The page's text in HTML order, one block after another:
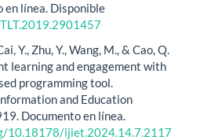
en línea. Disponible
Y., Zhu, Y., Wang, M., & Cao, Q.
learning and engagement with
programming tool.
and Education
Documento en línea.
10.18178/ijiet.2024.14.7.2117